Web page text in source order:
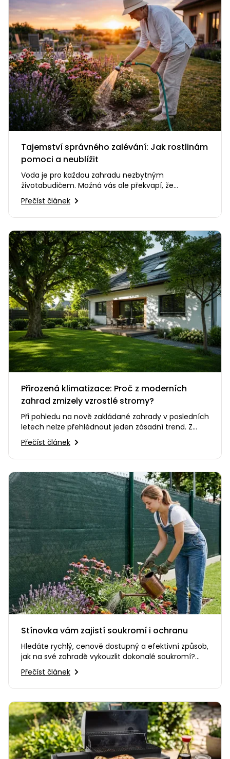
Tajemství správného zalévání: Jak rostlinám
pomoci a neublížit
Voda je pro každou zahradu nezbytným
životabudičem. Možná vás ale překvapí, že
nesprávný způsob zalévání dokáže…
Přečíst článek
Přirozená klimatizace: Proč z moderních
zahrad zmizely vzrostlé stromy?
Při pohledu na nově zakládané zahrady v posledních
letech nelze přehlédnout jeden zásadní trend. Z
našich pozemků se…
Přečíst článek
Stínovka vám zajistí soukromí i ochranu
Hledáte rychlý, cenově dostupný a efektivní způsob,
jak na své zahradě vykouzlit dokonalé soukromí?
Nebo potřebujete…
Přečíst článek